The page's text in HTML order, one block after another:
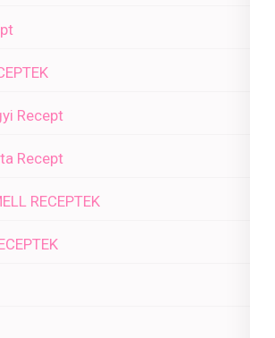
Recept
Recept
RECEPTEK